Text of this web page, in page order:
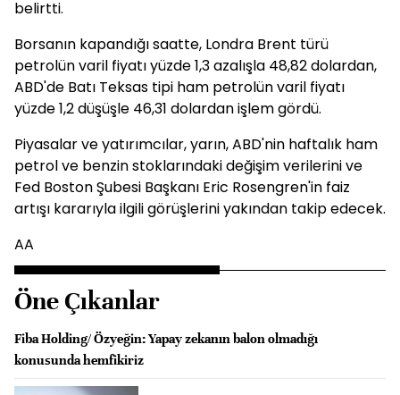
belirtti.
Borsanın kapandığı saatte, Londra Brent türü
petrolün varil fiyatı yüzde 1,3 azalışla 48,82 dolardan,
ABD'de Batı Teksas tipi ham petrolün varil fiyatı
yüzde 1,2 düşüşle 46,31 dolardan işlem gördü.
Piyasalar ve yatırımcılar, yarın, ABD'nin haftalık ham
petrol ve benzin stoklarındaki değişim verilerini ve
Fed Boston Şubesi Başkanı Eric Rosengren'in faiz
artışı kararıyla ilgili görüşlerini yakından takip edecek.
AA
Öne Çıkanlar
Fiba Holding/ Özyeğin: Yapay zekanın balon olmadığı
konusunda hemfikiriz